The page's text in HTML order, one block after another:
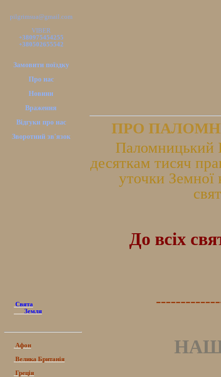
pilgrimsua@gmail.com
VIBER
+380975454255
+380502655542
Замовити поїздку
Про нас
Новини
Враження
Відгуки про нас
Зворотний зв'язок
Свята
Земля
Афон
Велика Британія
Греція
ПРО
Паломницький
десяткам тисяч
уточки Земної
До всіх